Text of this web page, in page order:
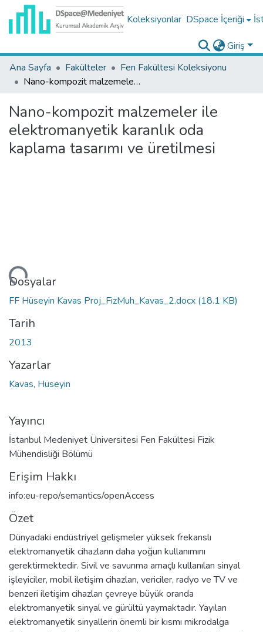
Koleksiyonlar DSpace İçeriği
Giriş
Ana Sayfa
Fakülteler
Fen Fakültesi Koleksiyonu
Nano-kompozit malzemeler ile elektromanyetik karanlık oda kaplama tasarımı ve üretilmesi
Nano-kompozit malzemeler ile
elektromanyetik karanlık oda
kaplama tasarımı ve üretilmesi
Dosyalar
FF Hüseyin Kavas Proj_FizMuh_Kavas_2.docx (18.1 KB)
Tarih
2013
Yazarlar
Kavas, Hüseyin
Yayıncı
İstanbul Medeniyet Üniversitesi Fen Fakültesi Fizik
Mühendisliği Bölümü
Erişim Hakkı
info:eu-repo/semantics/openAccess
Özet
Dünyadaki endüstriyel gelişmeler yüksek frekanslı
elektromanyetik cihazların daha yoğun kullanımını
gerektirmektedir. Sivil ve savunma amaçlı kullanılan sinyal
işleyiciler, mobil iletişim cihazları, vericiler, radyo ve TV ve
benzeri iletişim cihazları çevreye büyük oranda
elektromanyetik sinyal ve gürültü yaymaktadır. Yayılan
elektromanyetik sinyallerin önemli bir kısmı mikrodalga